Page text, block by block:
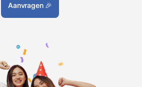
Aanvragen 🎉